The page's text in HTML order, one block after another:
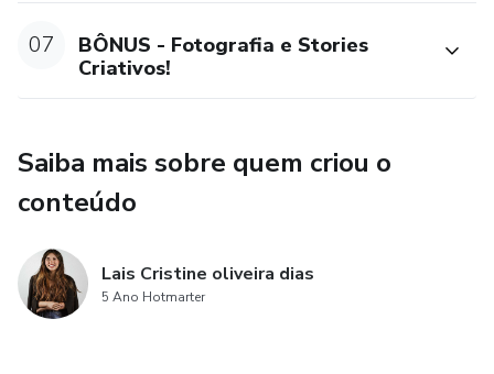
07
BÔNUS - Fotografia e Stories
Criativos!
Saiba mais sobre quem criou o
conteúdo
Lais Cristine oliveira dias
5 Ano Hotmarter